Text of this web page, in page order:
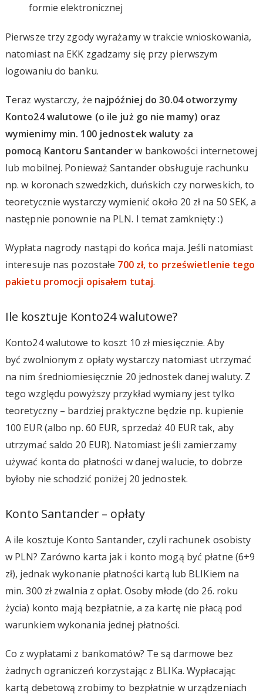
formie elektronicznej
Pierwsze trzy zgody wyrażamy w trakcie wnioskowania,
natomiast na EKK zgadzamy się przy pierwszym
logowaniu do banku.
Teraz wystarczy, że najpóźniej do 30.04 otworzymy
Konto24 walutowe (o ile już go nie mamy) oraz
wymienimy min. 100 jednostek waluty za
pomocą Kantoru Santanderw bankowości internetowej
lub mobilnej. Ponieważ Santander obsługuje rachunku
np. w koronach szwedzkich, duńskich czy norweskich, to
teoretycznie wystarczy wymienić około 20 zł na 50 SEK, a
następnie ponownie na PLN. I temat zamknięty :)
Wypłata nagrody nastąpi do końca maja. Jeśli natomiast
interesuje nas pozostałe 700 zł, to prześwietlenie tego
pakietu promocji opisałem tutaj.
Ile kosztuje Konto24 walutowe?
Konto24 walutowe to koszt 10 zł miesięcznie. Aby
być zwolnionym z opłaty wystarczy natomiast utrzymać
na nim średniomiesięcznie 20 jednostek danej waluty. Z
tego względu powyższy przykład wymiany jest tylko
teoretyczny – bardziej praktyczne będzie np. kupienie
100 EUR (albo np. 60 EUR, sprzedaż 40 EUR tak, aby
utrzymać saldo 20 EUR). Natomiast jeśli zamierzamy
używać konta do płatności w danej walucie, to dobrze
byłoby nie schodzić poniżej 20 jednostek.
Konto Santander – opłaty
A ile kosztuje Konto Santander, czyli rachunek osobisty
w PLN? Zarówno karta jak i konto mogą być płatne (6+9
zł), jednak wykonanie płatności kartą lub BLIKiem na
min. 300 zł zwalnia z opłat. Osoby młode (do 26. roku
życia) konto mają bezpłatnie, a za kartę nie płacą pod
warunkiem wykonania jednej płatności.
Co z wypłatami z bankomatów? Te są darmowe bez
żadnych ograniczeń korzystając z BLIKa. Wypłacając
kartą debetową zrobimy to bezpłatnie w urządzeniach